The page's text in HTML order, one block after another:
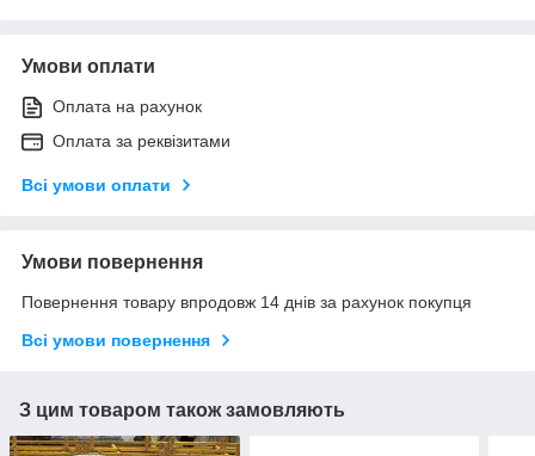
Умови оплати
Оплата на рахунок
Оплата за реквізитами
Всі умови оплати
Умови повернення
Повернення товару впродовж 14 днів за рахунок покупця
Всі умови повернення
З цим товаром також замовляють